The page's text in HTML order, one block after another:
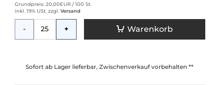
Grundpreis: 20,00EUR /100 St.
inkl. 19% USt. zzgl. Versand
- + Warenkorb
Sofort ab Lager lieferbar, Zwischenverkauf vorbehalten **